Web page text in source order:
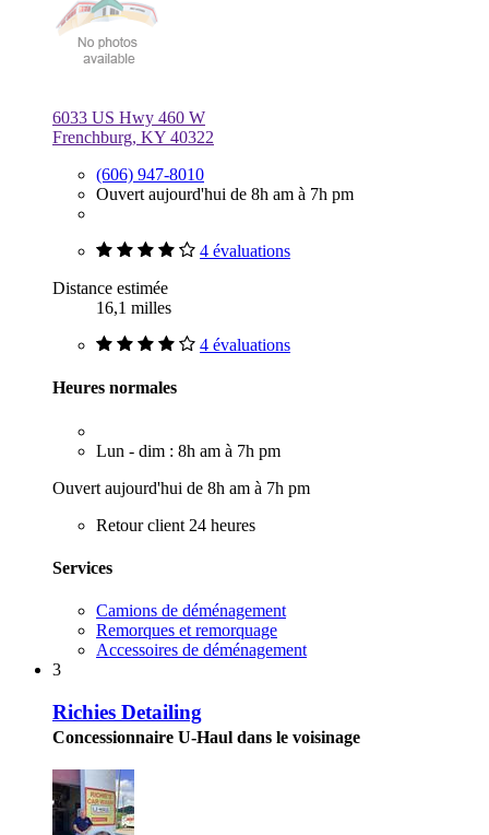
6033 US Hwy 460 W
Frenchburg, KY 40322
(606) 947-8010
Ouvert aujourd'hui de 8h am à 7h pm
4 évaluations
Distance estimée
16,1 milles
4 évaluations
Heures normales
Lun - dim : 8h am à 7h pm
Ouvert aujourd'hui de 8h am à 7h pm
Retour client 24 heures
Services
Camions de déménagement
Remorques et remorquage
Accessoires de déménagement
3
Richies Detailing
Concessionnaire U-Haul dans le voisinage